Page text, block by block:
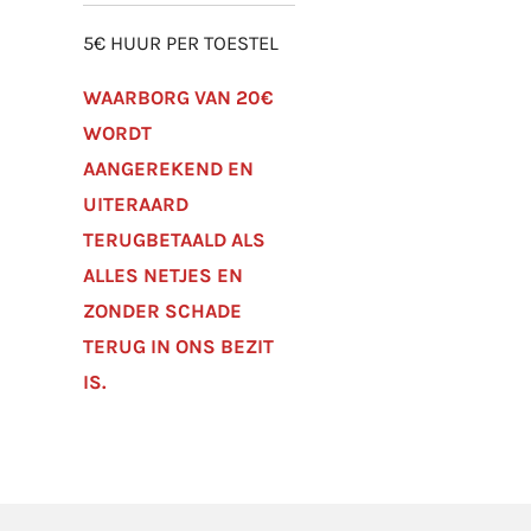
5€ HUUR PER TOESTEL
WAARBORG VAN 20€
WORDT
AANGEREKEND EN
UITERAARD
TERUGBETAALD ALS
ALLES NETJES EN
ZONDER SCHADE
TERUG IN ONS BEZIT
IS.